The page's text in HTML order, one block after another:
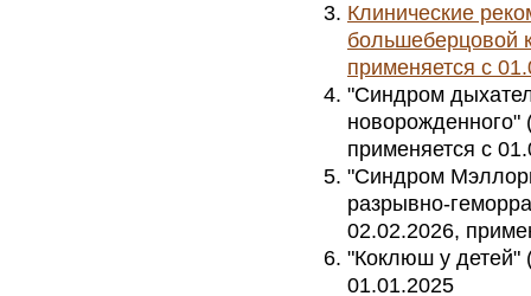
Клинические
большеберцовой
применяется с
"Синдром
новорожденного"
применяется с
"Синдром
разрывно-
02.02.2026,
"Коклюш у детей"
01.01.2025